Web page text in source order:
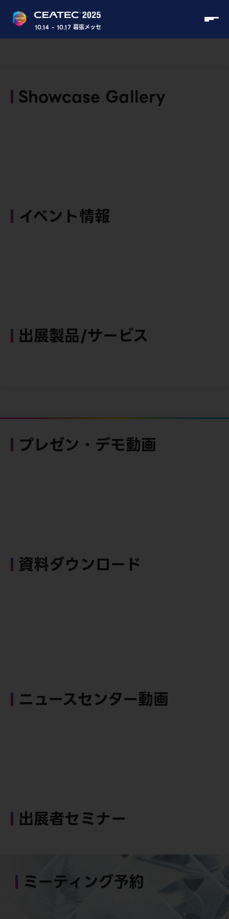
10.14 - 10.17 幕張メッセ
Showcase Gallery
イベント情報
出展製品/サービス
プレゼン・デモ動画
資料ダウンロード
ニュースセンター動画
出展者セミナー
ミーティング予約